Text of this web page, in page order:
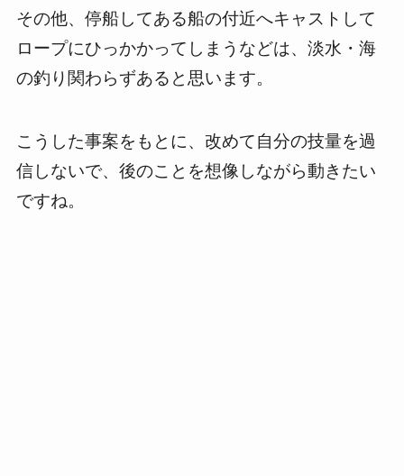
その他、停船してある船の付近へキャストして
ロープにひっかかってしまうなどは、淡水・海
の釣り関わらずあると思います。
こうした事案をもとに、改めて自分の技量を過
信しないで、後のことを想像しながら動きたい
ですね。